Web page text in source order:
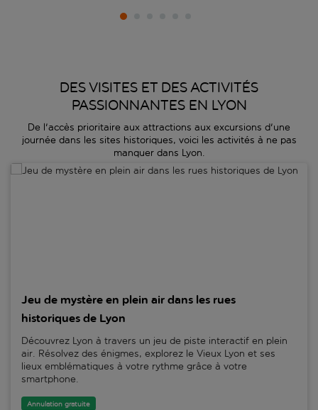
DES VISITES ET DES ACTIVITÉS
PASSIONNANTES EN LYON
De l'accès prioritaire aux attractions aux excursions d'une
journée dans les sites historiques, voici les activités à ne pas
manquer dans Lyon.
Jeu de mystère en plein air dans les rues historiques de Lyon
Jeu de mystère en plein air dans les rues
historiques de Lyon
Découvrez Lyon à travers un jeu de piste interactif en plein
air. Résolvez des énigmes, explorez le Vieux Lyon et ses
lieux emblématiques à votre rythme grâce à votre
smartphone.
Annulation gratuite